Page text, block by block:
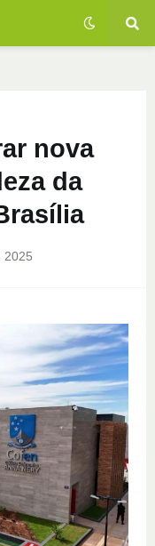
nova
da
2025